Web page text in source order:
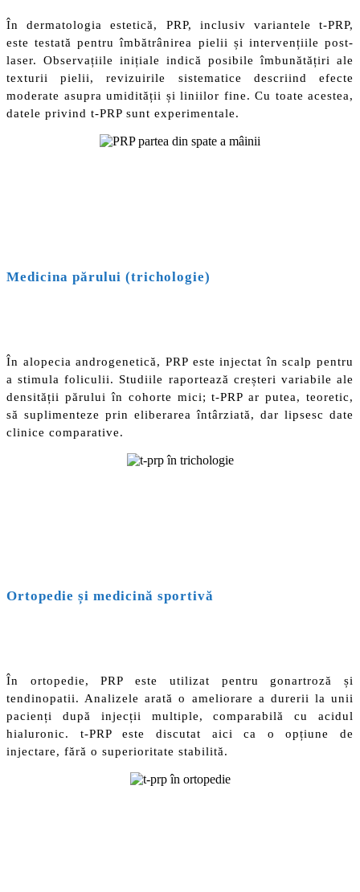
În dermatologia estetică, PRP, inclusiv variantele t-PRP,
este testată pentru îmbătrânirea pielii și intervențiile post-
laser. Observațiile inițiale indică posibile îmbunătățiri ale
texturii pielii, revizuirile sistematice descriind efecte
moderate asupra umidității și liniilor fine. Cu toate acestea,
datele privind t-PRP sunt experimentale.
Medicina părului (trichologie)
În alopecia androgenetică, PRP este injectat în scalp pentru
a stimula foliculii. Studiile raportează creșteri variabile ale
densității părului în cohorte mici; t-PRP ar putea, teoretic,
să suplimenteze prin eliberarea întârziată, dar lipsesc date
clinice comparative.
Ortopedie și medicină sportivă
În ortopedie, PRP este utilizat pentru gonartroză și
tendinopatii. Analizele arată o ameliorare a durerii la unii
pacienți după injecții multiple, comparabilă cu acidul
hialuronic. t-PRP este discutat aici ca o opțiune de
injectare, fără o superioritate stabilită.